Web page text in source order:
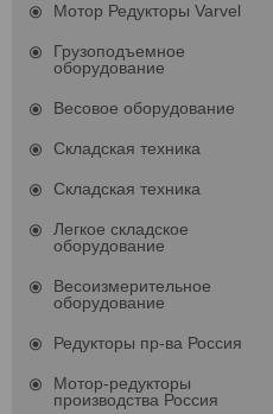
Мотор Редукторы Varvel
Грузоподъемное
оборудование
Весовое оборудование
Складская техника
Складская техника
Легкое складское
оборудование
Весоизмерительное
оборудование
Редукторы пр-ва Россия
Мотор-редукторы
производства Россия